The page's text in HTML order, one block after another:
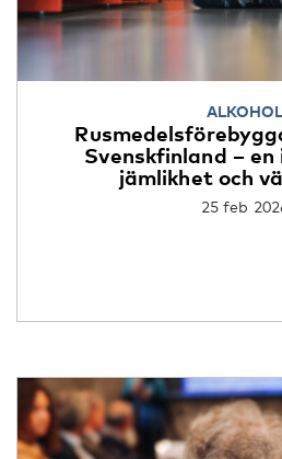
Svenskfinland –
jämlikhet och
25 feb